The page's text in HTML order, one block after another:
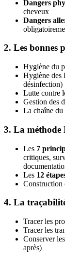
Dangers
cheveux
Dangers
2. Les bonnes
Hygiène du
Hygiène des
désinfection)
Lutte contre
Gestion des
La chaîne du
3. La méthode
Les 7
critiques,
Les 12
Construction
4. La
Tracer les
Tracer les
Conserver
après)